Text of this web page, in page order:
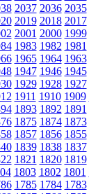
2037 2036 2035
2019 2018 2017
2001 2000 1999
1983 1982 1981
1965 1964 1963
1947 1946 1945
1929 1928 1927
1911 1910 1909
1893 1892 1891
1875 1874 1873
1857 1856 1855
1839 1838 1837
1821 1820 1819
1803 1802 1801
1785 1784 1783